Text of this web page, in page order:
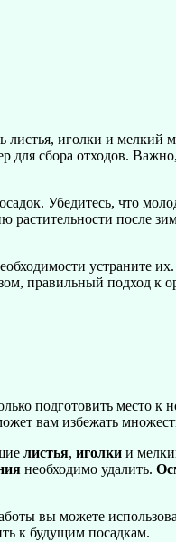
листья, иголки и мелкий
для сбора отходов.
Убедитесь, что
растительности после
устраните
правильный подход к
подготовить место к
вам избежать
листья, иголки и
необходимо удалить.
вы можете
к будущим посадкам.